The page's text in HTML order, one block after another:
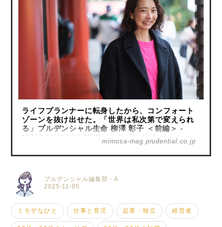
ライフプランナーに転身したから、コンフォート
ゾーンを抜け出せた。「世界は私次第で変えられ
る」プルデンシャル生命 柳澤 彰子 ＜前編＞ -
MIMOSA MAGAZINE（ミモザマガジン）
mimosa-mag.prudential.co.jp
2025-11-05
プルデンシャル編集部・A
ミモザなひと 仕事と育児 起業・独立 経営者